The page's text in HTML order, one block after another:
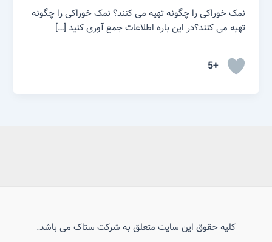
نمک خوراکی را چگونه تهیه می کنند؟ نمک خوراکی را چگونه
تهیه می کنند؟در این باره اطلاعات جمع آوری کنید […]
+5
کلیه حقوق این سایت متعلق به شرکت ستاک می باشد.